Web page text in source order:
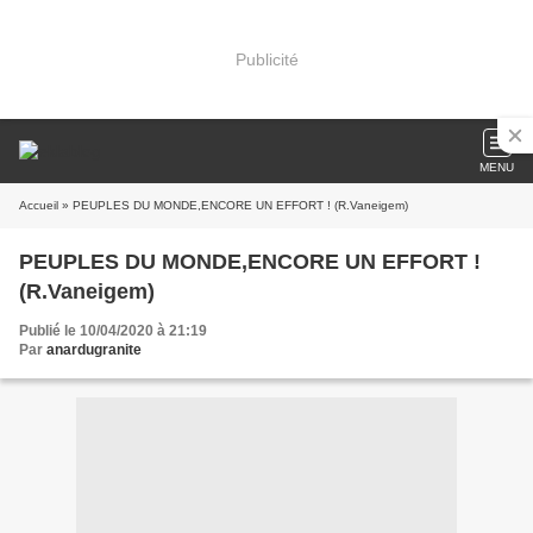
Publicité
MENU
Accueil » PEUPLES DU MONDE,ENCORE UN EFFORT ! (R.Vaneigem)
PEUPLES DU MONDE,ENCORE UN EFFORT !
(R.Vaneigem)
Publié le 10/04/2020 à 21:19
Par anardugranite